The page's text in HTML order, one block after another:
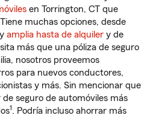
en Torrington, CT que
muchas opciones, desde
y amplia hasta de alquiler y de
más que una póliza de seguro
nosotros proveemos
para nuevos conductores,
y más. Sin mencionar que
seguro de automóviles más
1. Podría incluso ahorrar más